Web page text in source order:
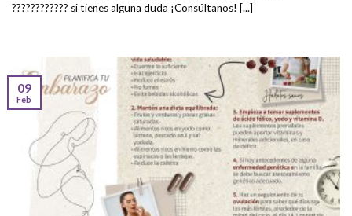
???????????? si tienes alguna duda ¡Consúltanos! [...]
09
Feb